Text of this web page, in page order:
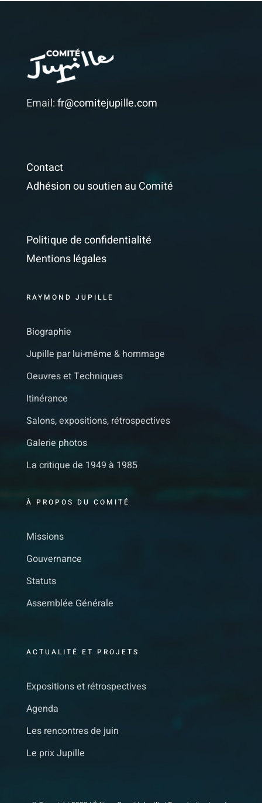
Email:fr@comitejupille.com
Contact
Adhésion ou soutien au Comité
Politique de confidentialité
Mentions légales
RAYMOND JUPILLE
Biographie
Jupille par lui-même & hommage
Oeuvres et Techniques
Itinérance
Salons, expositions, rétrospectives
Galerie photos
La critique de 1949 à 1985
À PROPOS DU COMITÉ
Missions
Gouvernance
Statuts
Assemblée Générale
ACTUALITÉ ET PROJETS
Expositions et rétrospectives
Agenda
Les rencontres de juin
Le prix Jupille